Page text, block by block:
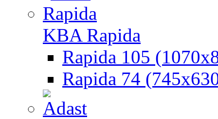
KBA Rapida
Rapida 105
Rapida 74